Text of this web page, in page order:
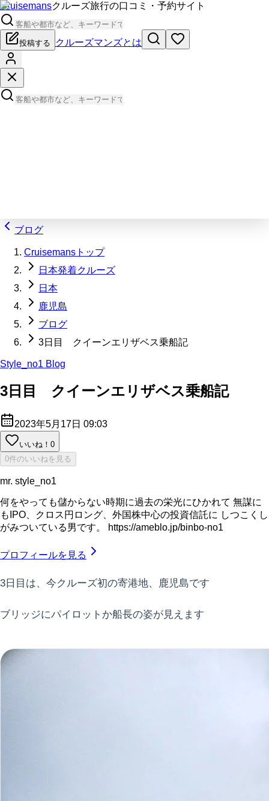
Cruisemansクルーズ旅行の口コミ・予約サイト
投稿する クルーズマンズとは
ブログ
Cruisemansトップ
日本発着クルーズ
日本
鹿児島
ブログ
3日目 クイーンエリザベス乗船記
Style_no1 Blog
3日目 クイーンエリザベス乗船記
2023年5月17日 09:03
いいね！ 0
0件のいいねを見る
mr. style_no1
何をやっても儲からない時期に過去の栄光にひかれて 無謀に
もIPO、クロス円ロング、外国株中心の投資信託に しつこくし
がみついている男です。 https://ameblo.jp/binbo-no1
プロフィールを見る
3日目は、今クルーズ初の寄港地、鹿児島です
ブリッジにパイロットか船長の姿が見えます